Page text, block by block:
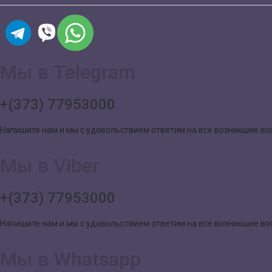
+(373) 77953000
Напишите нам и мы с удовольствием ответим на все возникшие
+(373) 77953000
Напишите нам и мы с удовольствием ответим на все возникшие